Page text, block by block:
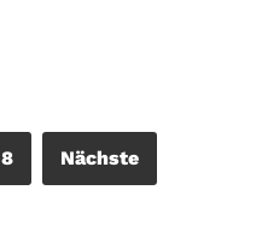
8 Nächste